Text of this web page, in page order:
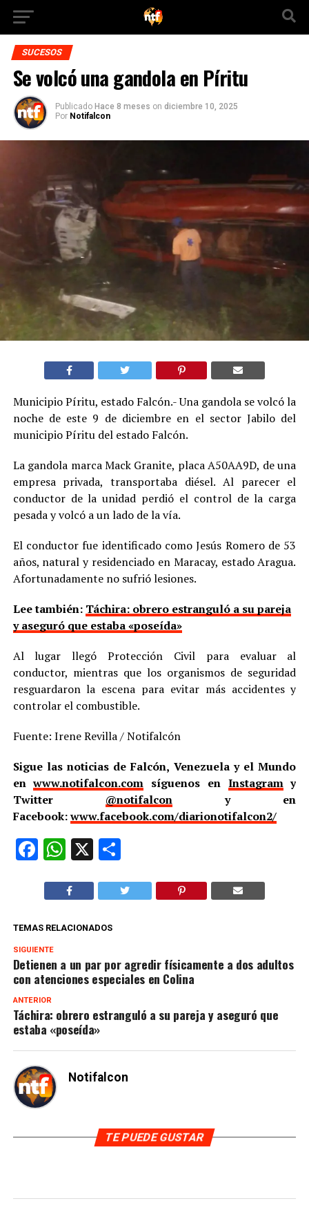
SUCESOS
Se volcó una gandola en Píritu
Publicado Hace 8 meses on diciembre 10, 2025
Por Notifalcon
Municipio Píritu, estado Falcón.- Una gandola se volcó la
noche de este 9 de diciembre en el sector Jabilo del
municipio Píritu del estado Falcón.
La gandola marca Mack Granite, placa A50AA9D, de una
empresa privada, transportaba diésel. Al parecer el
conductor de la unidad perdió el control de la carga
pesada y volcó a un lado de la vía.
El conductor fue identificado como Jesús Romero de 53
años, natural y residenciado en Maracay, estado Aragua.
Afortunadamente no sufrió lesiones.
Lee también: Táchira: obrero estranguló a su pareja
y aseguró que estaba «poseída»
Al lugar llegó Protección Civil para evaluar al
conductor, mientras que los organismos de seguridad
resguardaron la escena para evitar más accidentes y
controlar el combustible.
Fuente: Irene Revilla / Notifalcón
Sigue las noticias de Falcón, Venezuela y el Mundo
enwww.notifalcon.com síguenos en Instagramy
Twitter @notifalcony en
Facebook:www.facebook.com/diarionotifalcon2/
Facebook
WhatsApp
X Compartir
TEMAS RELACIONADOS
SIGUIENTE
Detienen a un par por agredir físicamente a dos adultos
con atenciones especiales en Colina
ANTERIOR
Táchira: obrero estranguló a su pareja y aseguró que
estaba «poseída»
Notifalcon
TE PUEDE GUSTAR